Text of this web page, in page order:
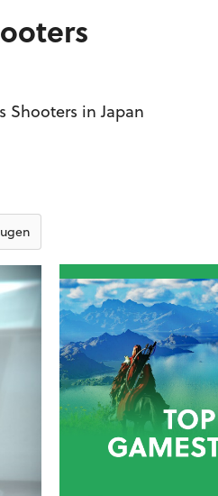
Shooters in Japan